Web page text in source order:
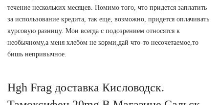
течение нескольких месяцев. Помимо того, что придется заплатить
за использование кредита, так еще, возможно, придется оплачивать
курсовую разницу. Мои всегда с подозрением относятся к
необычному,а меня хлебом не корми,дай что-то несочетаемое,то
бишь непривычное.
Hgh Frag доставка Кисловодск.